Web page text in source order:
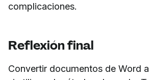
complicaciones.
Reflexión final
Convertir documentos de Word a